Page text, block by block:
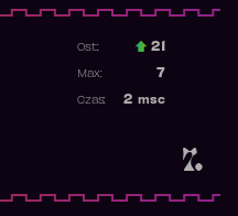
7.
Ost.: 21
7
Max:
2 msc
Czas: